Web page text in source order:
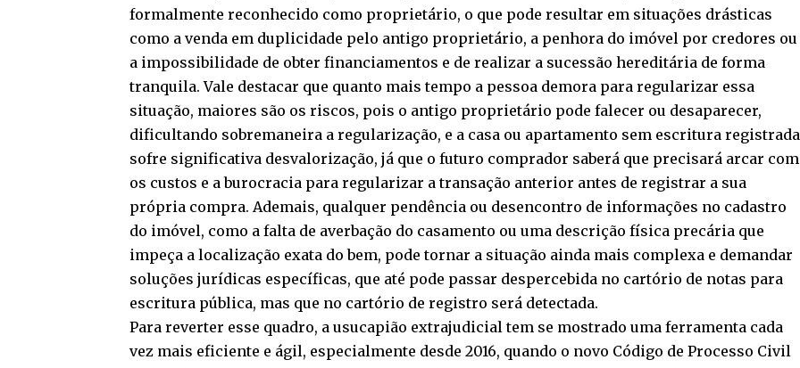
formalmente reconhecido como proprietário, o que pode resultar em situações drásticas
como a venda em duplicidade pelo antigo proprietário, a penhora do imóvel por credores ou
a impossibilidade de obter financiamentos e de realizar a sucessão hereditária de forma
tranquila. Vale destacar que quanto mais tempo a pessoa demora para regularizar essa
situação, maiores são os riscos, pois o antigo proprietário pode falecer ou desaparecer,
dificultando sobremaneira a regularização, e a casa ou apartamento sem escritura registrada
sofre significativa desvalorização, já que o futuro comprador saberá que precisará arcar com
os custos e a burocracia para regularizar a transação anterior antes de registrar a sua
própria compra. Ademais, qualquer pendência ou desencontro de informações no cadastro
do imóvel, como a falta de averbação do casamento ou uma descrição física precária que
impeça a localização exata do bem, pode tornar a situação ainda mais complexa e demandar
soluções jurídicas específicas, que até pode passar despercebida no cartório de notas para
escritura pública, mas que no cartório de registro será detectada.
Para reverter esse quadro, a usucapião extrajudicial tem se mostrado uma ferramenta cada
vez mais eficiente e ágil, especialmente desde 2016, quando o novo Código de Processo Civil